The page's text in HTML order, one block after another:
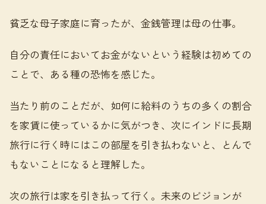
貧乏な母子家庭に育ったが、金銭管理は母の仕事。
自分の責任においてお金がないという経験は初めての
ことで、ある種の恐怖を感じた。
当たり前のことだが、如何に給料のうちの多くの割合
を家賃に使っているかに気がつき、次にインドに長期
旅行に行く時にはこの部屋を引き払わないと、とんで
もないことになると理解した。
次の旅行は家を引き払って行く。未来のビジョンが